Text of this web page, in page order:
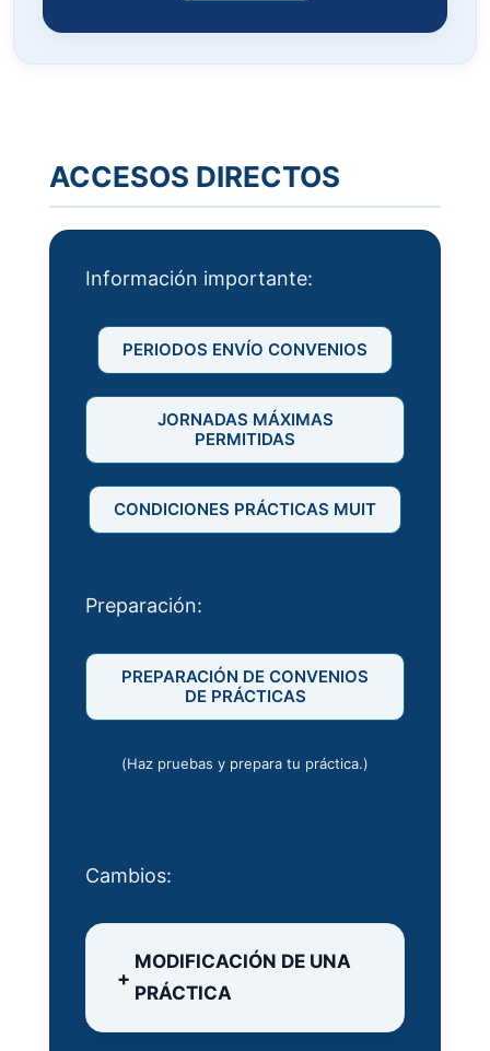
ACCESOS DIRECTOS
Información importante:
PERIODOS ENVÍO CONVENIOS
JORNADAS MÁXIMAS
PERMITIDAS
CONDICIONES PRÁCTICAS MUIT
Preparación:
PREPARACIÓN DE CONVENIOS
DE PRÁCTICAS
(Haz pruebas y prepara tu práctica.)
Cambios:
MODIFICACIÓN DE UNA
PRÁCTICA